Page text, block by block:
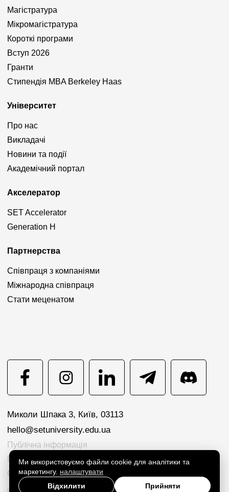
Магістратура
Мікромагістратура
Короткі програми
Вступ 2026
Гранти
Стипендія MBA Berkeley Haas
Університет
Про нас
Викладачі
Новини та події
Академічний портал
Акселератор
SET Accelerator
Generation H
Партнерства
Співпраця з компаніями
Міжнародна співпраця
Стати меценатом
Миколи Шпака 3, Київ, 03113
hello@setuniversity.edu.ua
Публічна інформація
Політика конфіденційності
Cookie preferences
Ми використовуємо файли cookie для аналітики та
маркетингу. налаштувати
Відхилити
Прийняти